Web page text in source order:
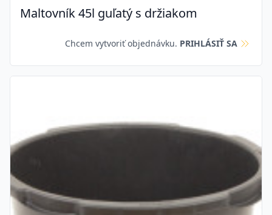
Maltovník 45l guľatý s držiakom
Chcem vytvoriť objednávku. PRIHLÁSIŤ SA